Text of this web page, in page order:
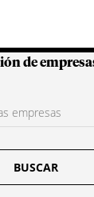
de
BUSCAR